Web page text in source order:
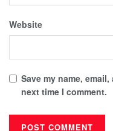
Website
Save my name,
next time I comment.